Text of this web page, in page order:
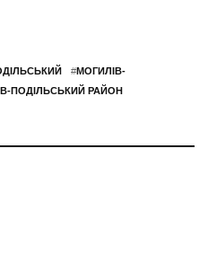
#МОГИЛІВ-
ПОДІЛЬСЬКИЙ РАЙОН